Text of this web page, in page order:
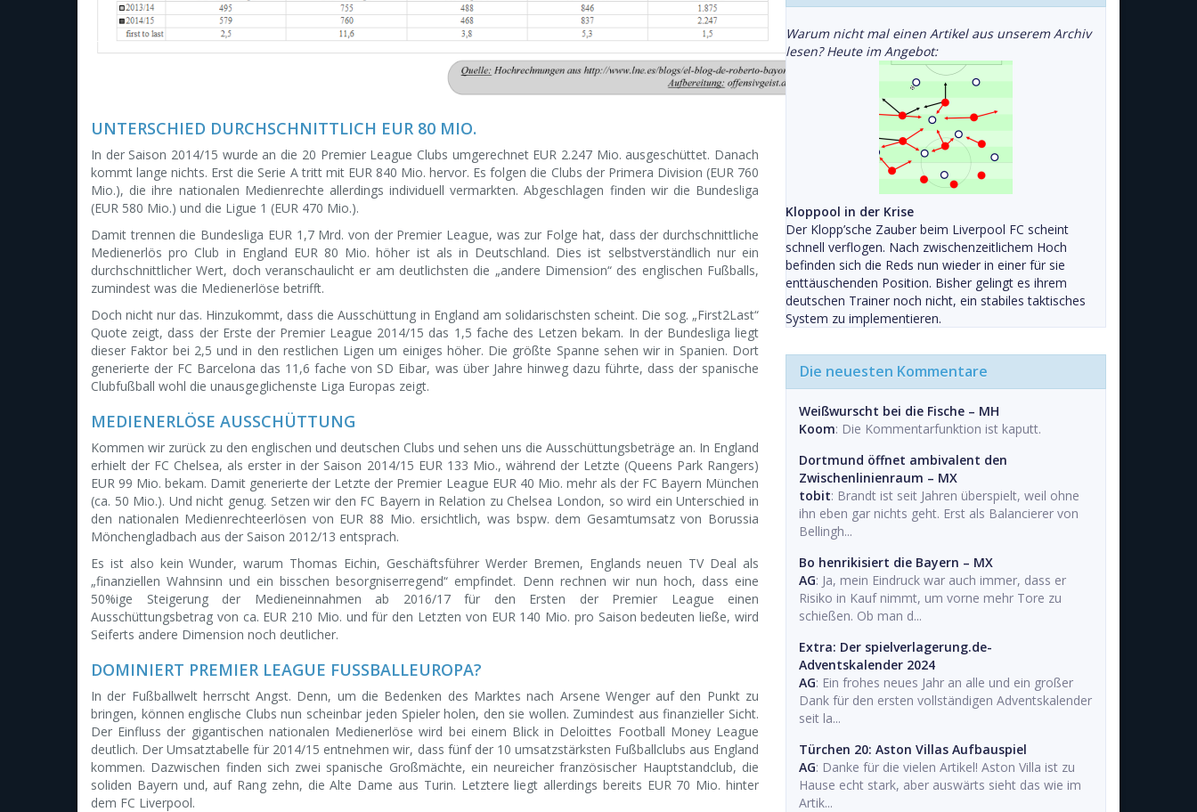
UNTERSCHIED DURCHSCHNITTLICH EUR 80 MIO.
In der Saison 2014/15 wurde an die 20 Premier League Clubs umgerechnet EUR 2.247 Mio. ausgeschüttet. Danach
kommt lange nichts. Erst die Serie A tritt mit EUR 840 Mio. hervor. Es folgen die Clubs der Primera Division (EUR 760
Mio.), die ihre nationalen Medienrechte allerdings individuell vermarkten. Abgeschlagen finden wir die Bundesliga
(EUR 580 Mio.) und die Ligue 1 (EUR 470 Mio.).
Damit trennen die Bundesliga EUR 1,7 Mrd. von der Premier League, was zur Folge hat, dass der durchschnittliche
Medienerlös pro Club in England EUR 80 Mio. höher ist als in Deutschland. Dies ist selbstverständlich nur ein
durchschnittlicher Wert, doch veranschaulicht er am deutlichsten die „andere Dimension“ des englischen Fußballs,
zumindest was die Medienerlöse betrifft.
Doch nicht nur das. Hinzukommt, dass die Ausschüttung in England am solidarischsten scheint. Die sog. „First2Last“
Quote zeigt, dass der Erste der Premier League 2014/15 das 1,5 fache des Letzen bekam. In der Bundesliga liegt
dieser Faktor bei 2,5 und in den restlichen Ligen um einiges höher. Die größte Spanne sehen wir in Spanien. Dort
generierte der FC Barcelona das 11,6 fache von SD Eibar, was über Jahre hinweg dazu führte, dass der spanische
Clubfußball wohl die unausgeglichenste Liga Europas zeigt.
MEDIENERLÖSE AUSSCHÜTTUNG
Kommen wir zurück zu den englischen und deutschen Clubs und sehen uns die Ausschüttungsbeträge an. In England
erhielt der FC Chelsea, als erster in der Saison 2014/15 EUR 133 Mio., während der Letzte (Queens Park Rangers)
EUR 99 Mio. bekam. Damit generierte der Letzte der Premier League EUR 40 Mio. mehr als der FC Bayern München
(ca. 50 Mio.). Und nicht genug. Setzen wir den FC Bayern in Relation zu Chelsea London, so wird ein Unterschied in
den nationalen Medienrechteerlösen von EUR 88 Mio. ersichtlich, was bspw. dem Gesamtumsatz von Borussia
Mönchengladbach aus der Saison 2012/13 entsprach.
Es ist also kein Wunder, warum Thomas Eichin, Geschäftsführer Werder Bremen, Englands neuen TV Deal als
„finanziellen Wahnsinn und ein bisschen besorgniserregend“ empfindet. Denn rechnen wir nun hoch, dass eine
50%ige Steigerung der Medieneinnahmen ab 2016/17 für den Ersten der Premier League einen
Ausschüttungsbetrag von ca. EUR 210 Mio. und für den Letzten von EUR 140 Mio. pro Saison bedeuten ließe, wird
Seiferts andere Dimension noch deutlicher.
DOMINIERT PREMIER LEAGUE FUSSBALLEUROPA?
In der Fußballwelt herrscht Angst. Denn, um die Bedenken des Marktes nach Arsene Wenger auf den Punkt zu
bringen, können englische Clubs nun scheinbar jeden Spieler holen, den sie wollen. Zumindest aus finanzieller Sicht.
Der Einfluss der gigantischen nationalen Medienerlöse wird bei einem Blick in Deloittes Football Money League
deutlich. Der Umsatztabelle für 2014/15 entnehmen wir, dass fünf der 10 umsatzstärksten Fußballclubs aus England
kommen. Dazwischen finden sich zwei spanische Großmächte, ein neureicher französischer Hauptstandclub, die
soliden Bayern und, auf Rang zehn, die Alte Dame aus Turin. Letztere liegt allerdings bereits EUR 70 Mio. hinter
dem FC Liverpool.
Warum nicht mal einen Artikel aus unserem Archiv
lesen? Heute im Angebot:
Kloppool in der Krise
Der Klopp’sche Zauber beim Liverpool FC scheint
schnell verflogen. Nach zwischenzeitlichem Hoch
befinden sich die Reds nun wieder in einer für sie
enttäuschenden Position. Bisher gelingt es ihrem
deutschen Trainer noch nicht, ein stabiles taktisches
System zu implementieren.
Die neuesten Kommentare
Weißwurscht bei die Fische – MH
Koom: Die Kommentarfunktion ist kaputt.
Dortmund öffnet ambivalent den
Zwischenlinienraum – MX
tobit: Brandt ist seit Jahren überspielt, weil ohne
ihn eben gar nichts geht. Erst als Balancierer von
Bellingh...
Bo henrikisiert die Bayern – MX
AG: Ja, mein Eindruck war auch immer, dass er
Risiko in Kauf nimmt, um vorne mehr Tore zu
schießen. Ob man d...
Extra: Der spielverlagerung.de-
Adventskalender 2024
AG: Ein frohes neues Jahr an alle und ein großer
Dank für den ersten vollständigen Adventskalender
seit la...
Türchen 20: Aston Villas Aufbauspiel
AG: Danke für die vielen Artikel! Aston Villa ist zu
Hause echt stark, aber auswärts sieht das wie im
Artik...